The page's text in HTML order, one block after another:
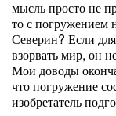
мысль просто не
то с погружением
Северин? Если
взорвать мир, он
Мои доводы
что погружение
изобретатель